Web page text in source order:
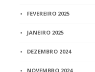
FEVEREIRO 2025
JANEIRO 2025
DEZEMBRO 2024
NOVEMBRO 2024